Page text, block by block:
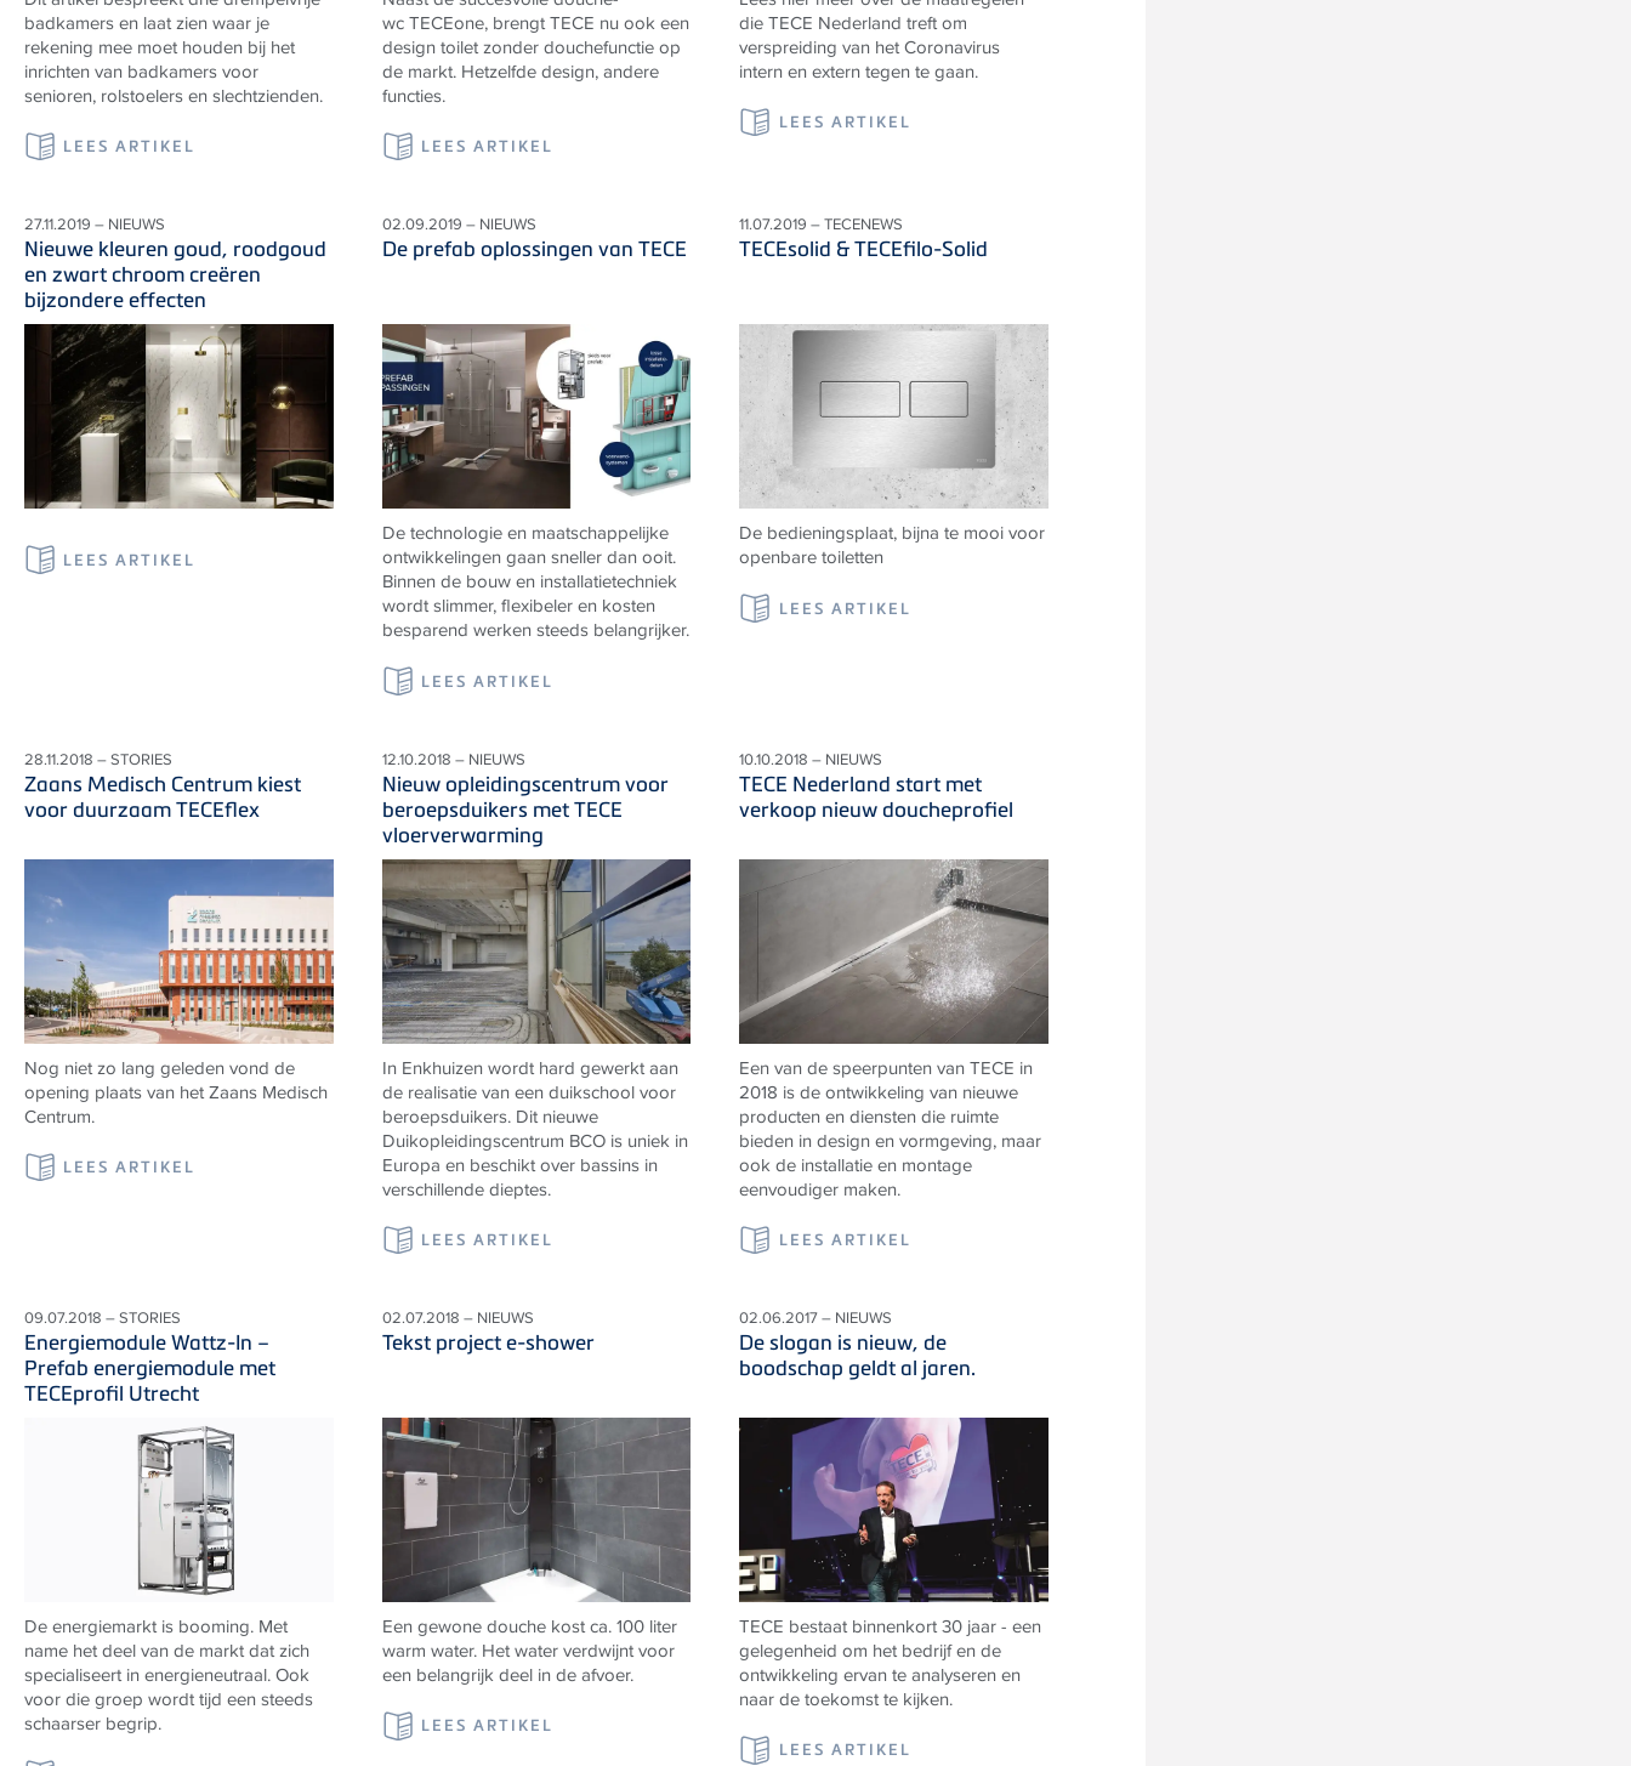
badkamers en laat zien waar je
rekening mee moet houden bij het
inrichten van badkamers voor
senioren, rolstoelers en slechtzienden.
LEES ARTIKEL
wc TECEone, brengt TECE nu ook een
design toilet zonder douchefunctie op
de markt. Hetzelfde design, andere
functies.
LEES ARTIKEL
die TECE Nederland treft om
verspreiding van het Coronavirus
intern en extern tegen te gaan.
LEES ARTIKEL
27.11.2019 – NIEUWS
Nieuwe kleuren goud, roodgoud
en zwart chroom creëren
bijzondere effecten
LEES ARTIKEL
02.09.2019 – NIEUWS
De prefab oplossingen van TECE
De technologie en maatschappelijke
ontwikkelingen gaan sneller dan ooit.
Binnen de bouw en installatietechniek
wordt slimmer, flexibeler en kosten
besparend werken steeds belangrijker.
LEES ARTIKEL
11.07.2019 – TECENEWS
TECEsolid & TECEfilo-Solid
De bedieningsplaat, bijna te mooi voor
openbare toiletten
LEES ARTIKEL
28.11.2018 – STORIES
Zaans Medisch Centrum kiest
voor duurzaam TECEflex
Nog niet zo lang geleden vond de
opening plaats van het Zaans Medisch
Centrum.
LEES ARTIKEL
12.10.2018 – NIEUWS
Nieuw opleidingscentrum voor
beroepsduikers met TECE
vloerverwarming
In Enkhuizen wordt hard gewerkt aan
de realisatie van een duikschool voor
beroepsduikers. Dit nieuwe
Duikopleidingscentrum BCO is uniek in
Europa en beschikt over bassins in
verschillende dieptes.
LEES ARTIKEL
10.10.2018 – NIEUWS
TECE Nederland start met
verkoop nieuw doucheprofiel
Een van de speerpunten van TECE in
2018 is de ontwikkeling van nieuwe
producten en diensten die ruimte
bieden in design en vormgeving, maar
ook de installatie en montage
eenvoudiger maken.
LEES ARTIKEL
09.07.2018 – STORIES
Energiemodule Wattz-In –
Prefab energiemodule met
TECEprofil Utrecht
De energiemarkt is booming. Met
name het deel van de markt dat zich
specialiseert in energieneutraal. Ook
voor die groep wordt tijd een steeds
schaarser begrip.
02.07.2018 – NIEUWS
Tekst project e-shower
Een gewone douche kost ca. 100 liter
warm water. Het water verdwijnt voor
een belangrijk deel in de afvoer.
LEES ARTIKEL
02.06.2017 – NIEUWS
De slogan is nieuw, de
boodschap geldt al jaren.
TECE bestaat binnenkort 30 jaar - een
gelegenheid om het bedrijf en de
ontwikkeling ervan te analyseren en
naar de toekomst te kijken.
LEES ARTIKEL